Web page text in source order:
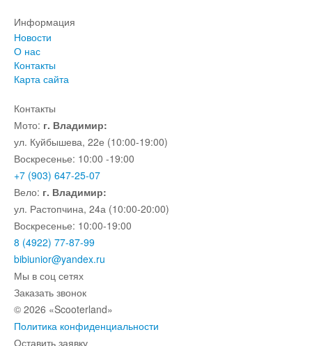
Информация
Новости
О нас
Контакты
Карта сайта
Контакты
Мото: г. Владимир:
ул. Куйбышева, 22е (10:00-19:00)
Воскресенье: 10:00 -19:00
+7 (903) 647-25-07
Вело: г. Владимир:
ул. Растопчина, 24а (10:00-20:00)
Воскресенье: 10:00-19:00
8 (4922) 77-87-99
bibiunior@yandex.ru
Мы в соц сетях
Заказать звонок
© 2026 «Scooterland»
Политика конфиденциальности
Оставить заявку